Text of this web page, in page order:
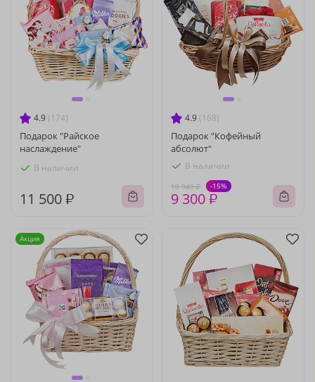
4.9 (174)
Подарок "Райское
наслаждение"
В наличии
11 500 ₽
4.9 (168)
Подарок "Кофейный
абсолют"
В наличии
10 940 ₽ -15%
9 300 ₽
Акция